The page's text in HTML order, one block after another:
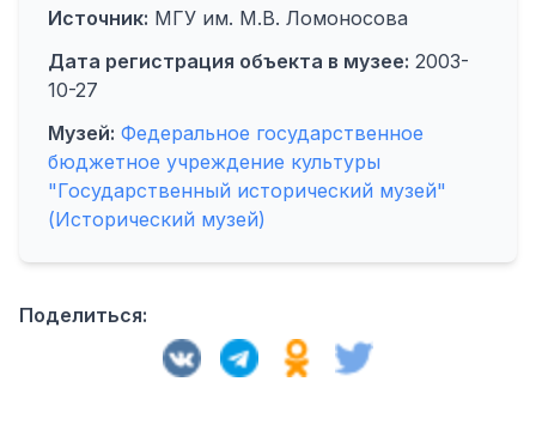
Источник: МГУ им. М.В. Ломоносова
Дата регистрация объекта в музее: 2003-
10-27
Музей: Федеральное государственное
бюджетное учреждение культуры
"Государственный исторический музей"
(Исторический музей)
Поделиться: